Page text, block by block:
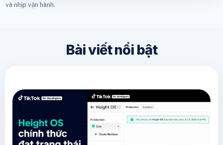
và nhịp vận hành.
Bài viết nổi bật